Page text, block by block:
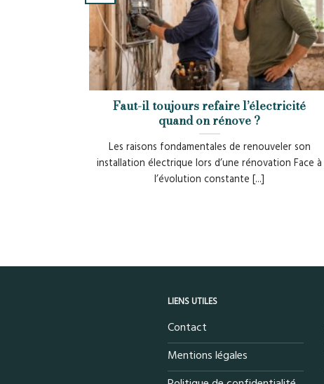
Faut-il toujours refaire l’électricité
quand on rénove ?
Les raisons fondamentales de renouveler son
installation électrique lors d’une rénovation Face à
l’évolution constante [...]
LIENS UTILES
Contact
Mentions légales